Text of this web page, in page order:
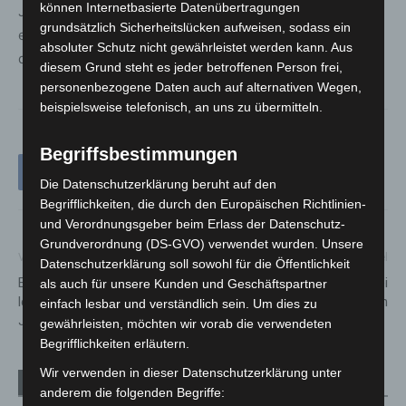
Jugendliche. Der Kalender-Flyer soll die Planung
erleichtern und die Vielzahl der Angebote übersichtlich
darstellen.
Vorheriger Artikel
Europas ältester Brillenpinguin
lebt in Hannover: „Evi“ wird 40
Jahre alt
Nächster Artikel
Zwei Verletzte bei
Verkehrsunfall in Langenhagen
können Internetbasierte Datenübertragungen
grundsätzlich Sicherheitslücken aufweisen, sodass ein
absoluter Schutz nicht gewährleistet werden kann. Aus
diesem Grund steht es jeder betroffenen Person frei,
personenbezogene Daten auch auf alternativen Wegen,
beispielsweise telefonisch, an uns zu übermitteln.
Begriffsbestimmungen
Die Datenschutzerklärung beruht auf den
Begrifflichkeiten, die durch den Europäischen Richtlinien-
und Verordnungsgeber beim Erlass der Datenschutz-
Grundverordnung (DS-GVO) verwendet wurden. Unsere
Datenschutzerklärung soll sowohl für die Öffentlichkeit
als auch für unsere Kunden und Geschäftspartner
einfach lesbar und verständlich sein. Um dies zu
gewährleisten, möchten wir vorab die verwendeten
Begrifflichkeiten erläutern.
Wir verwenden in dieser Datenschutzerklärung unter
anderem die folgenden Begriffe: